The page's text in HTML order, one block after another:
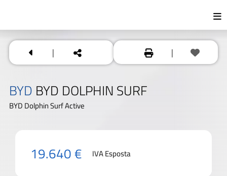
| |
BYD BYD DOLPHIN SURF
BYD Dolphin Surf Active
19.640 € IVA Esposta